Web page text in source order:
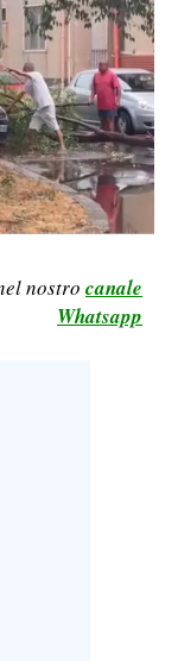
nostro canale
Whatsapp